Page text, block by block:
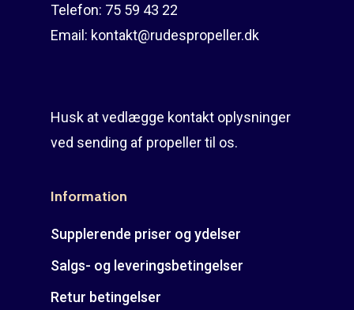
Telefon: 75 59 43 22
Email: kontakt@rudespropeller.dk
Husk at vedlægge kontakt oplysninger
ved sending af propeller til os.
Information
Supplerende priser og ydelser
Salgs- og leveringsbetingelser
Retur betingelser
Montering af propel
Mercury guide
Er min propel højre
Kontakt
Rudes Propeller